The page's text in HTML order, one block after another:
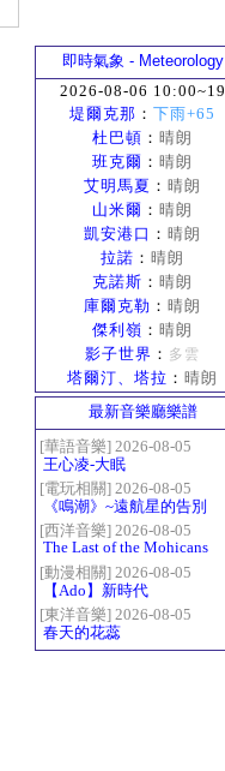
即時氣象 - Meteorology
2026-08-06 10:00~19
堤爾克那 ： 下雨+65
杜巴頓 ： 晴朗
班克爾 ： 晴朗
艾明馬夏 ： 晴朗
山米爾 ： 晴朗
凱安港口 ： 晴朗
拉諾 ： 晴朗
克諾斯 ： 晴朗
庫爾克勒 ： 晴朗
傑利嶺 ： 晴朗
影子世界 ： 多雲
塔爾汀、塔拉 ： 晴朗
最新音樂廳樂譜
[華語音樂] 2026-08-05
王心凌-大眠
[電玩相關] 2026-08-05
《鳴潮》~遠航星的告別
[西洋音樂] 2026-08-05
The Last of the Mohicans
最後的莫西乾人
[動漫相關] 2026-08-05
【Ado】新時代
[東洋音樂] 2026-08-05
春天的花蕊